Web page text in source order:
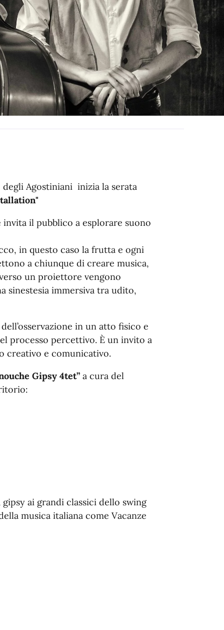
Agostiniani inizia la serata
il pubblico a esplorare suono
in questo caso la frutta e ogni
a chiunque di creare musica,
un proiettore vengono
sinestesia immersiva tra udito,
in un atto fisico e
processo percettivo. È un invito a
creativo e comunicativo.
Gipsy 4tet”a cura del
ai grandi classici dello swing
musica italiana come Vacanze